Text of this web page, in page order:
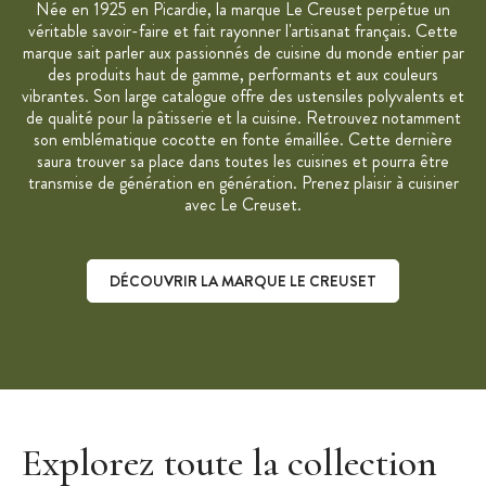
Née en 1925 en Picardie, la marque Le Creuset perpétue un
véritable savoir-faire et fait rayonner l'artisanat français. Cette
marque sait parler aux passionnés de cuisine du monde entier par
des produits haut de gamme, performants et aux couleurs
vibrantes. Son large catalogue offre des ustensiles polyvalents et
de qualité pour la pâtisserie et la cuisine. Retrouvez notamment
son emblématique cocotte en fonte émaillée. Cette dernière
saura trouver sa place dans toutes les cuisines et pourra être
transmise de génération en génération. Prenez plaisir à cuisiner
avec Le Creuset.
DÉCOUVRIR LA MARQUE LE CREUSET
Explorez toute la collection